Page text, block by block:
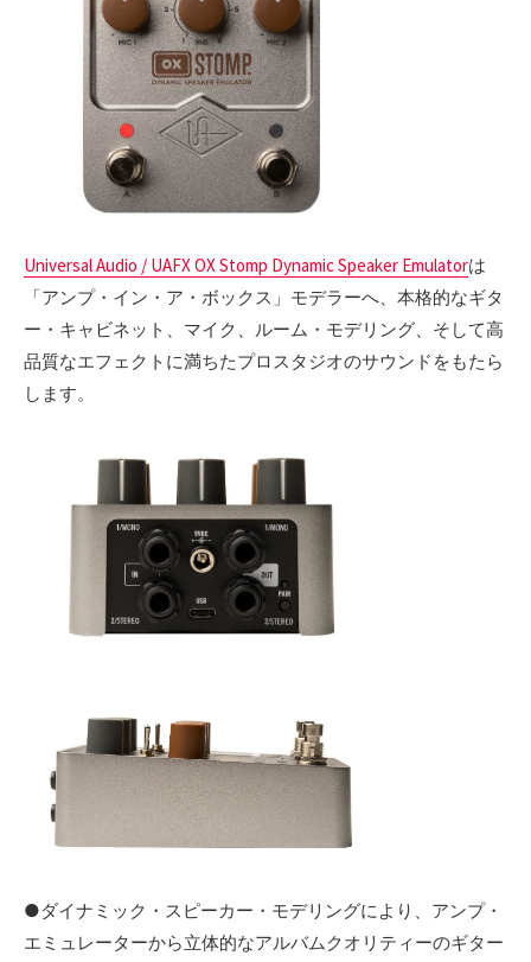
Universal Audio / UAFX OX Stomp Dynamic Speaker Emulatorは
「アンプ・イン・ア・ボックス」モデラーへ、本格的なギタ
ー・キャビネット、マイク、ルーム・モデリング、そして高
品質なエフェクトに満ちたプロスタジオのサウンドをもたら
します。
●ダイナミック・スピーカー・モデリングにより、アンプ・
エミュレーターから立体的なアルバムクオリティーのギター